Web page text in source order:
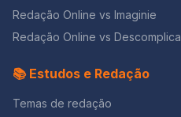
Redação Online vs Imaginie
Redação Online vs Descomplica
📚 Estudos e Redação
Temas de redação